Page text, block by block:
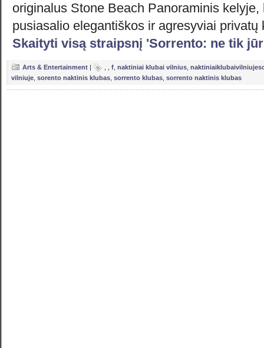
originalus Stone Beach Panoraminis
pusiasalio elegantiškos ir agresyviai privatų
Skaityti visą straipsnį 'Sorrento: ne tik
Arts & Entertainment | f naktiniai klubai vilnius
vilniuje sorento naktinis klubas sorrento klubas sorrento naktinis klubas